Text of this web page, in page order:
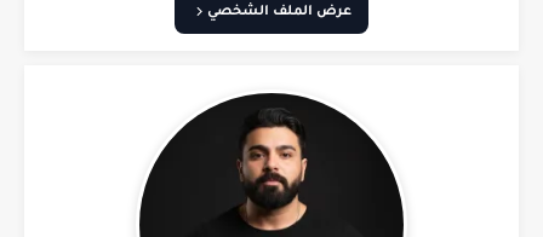
عرض الملف الشخصي